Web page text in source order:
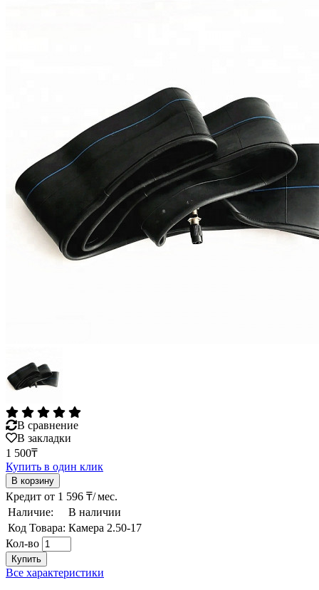
В сравнение
В закладки
1 500₸
Купить в один клик
Кредит от 1 596 ₸/ мес.
Наличие:
В наличии
Код Товара: Камера 2.50-17
Кол-во
Купить
Все характеристики